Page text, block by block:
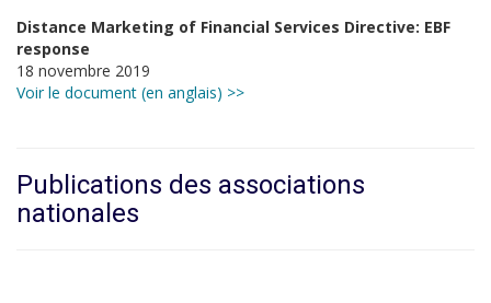
Distance Marketing of Financial Services Directive: EBF
response
18 novembre 2019
Voir le document (en anglais) >>
Publications des associations
nationales